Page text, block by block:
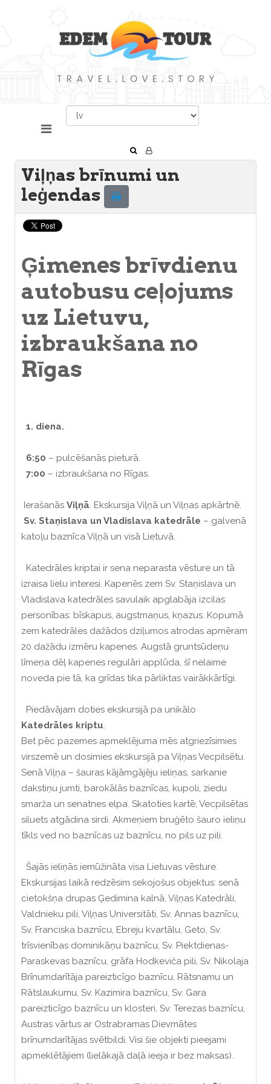
Viļņas brīnumi un
leģendas
Ģimenes brīvdienu
autobusu ceļojums
uz Lietuvu,
izbraukšana no
Rīgas
1. diena.
6:50 – pulcēšanās pieturā.
7:00 – izbraukšana no Rīgas.
Ierašanās Viļņā. Ekskursija Viļņā un Viļņas apkārtnē.
Sv. Staņislava un Vladislava katedrāle – galvenā
katoļu baznīca Viļņā un visā Lietuvā.
Katedrāles kriptai ir sena neparasta vēsture un tā
izraisa lielu interesi. Kapenēs zem Sv. Staņislava un
Vladislava katedrāles savulaik apglabāja izcilas
personības: bīskapus, augstmaņus, kņazus. Kopumā
zem katedrāles dažādos dziļumos atrodas apmēram
20 dažādu izmēru kapenes. Augstā gruntsūdeņu
līmeņa dēļ kapenes regulāri applūda, šī nelaime
noveda pie tā, ka grīdas tika pārliktas vairākkārtīgi.
Piedāvājam doties ekskursijā pa unikālo
Katedrāles kriptu.
Bet pēc pazemes apmeklējuma mēs atgriezīsimies
virszemē un dosimies ekskursijā pa Viļņas Vecpilsētu.
Senā Viļņa – šauras kājāmgājēju ieliņas, sarkanie
dakstiņu jumti, barokālās baznīcas, kupoli, ziedu
smarža un senatnes elpa. Skatoties kartē, Vecpilsētas
siluets atgādina sirdi. Akmeņiem bruģēto šauro ieliņu
tīkls ved no baznīcas uz baznīcu, no pils uz pili.
Šajās ieliņās iemūžināta visa Lietuvas vēsture.
Ekskursijas laikā redzēsim sekojošus objektus: senā
cietokšņa drupas Ģedimina kalnā, Viļņas Katedrāli,
Valdnieku pili, Viļņas Universitāti, Sv. Annas baznīcu,
Sv. Franciska baznīcu, Ebreju kvartālu, Geto, Sv.
trīsvienības dominikāņu baznīcu, Sv. Piektdienas-
Paraskevas baznīcu, grāfa Hodkeviča pili, Sv. Nikolaja
Brīnumdarītāja pareizticīgo baznīcu, Rātsnamu un
Rātslaukumu, Sv. Kazimira baznīcu, Sv. Gara
pareizticīgo baznīcu un klosteri, Sv. Terezas baznīcu,
Austras vārtus ar Ostrabramas Dievmātes
brīnumdarītājas svētbildi. Visi šie objekti pieejami
apmeklētājiem (lielākajā daļā ieeja ir bez maksas).